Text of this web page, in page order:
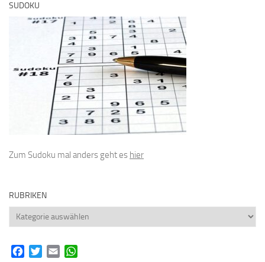
SUDOKU
Zum Sudoku mal anders geht es hier
RUBRIKEN
Rubriken
FacebookTwitterEmail